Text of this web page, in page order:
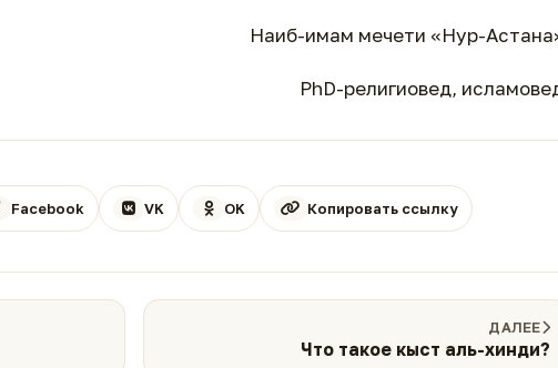
Наиб-имам мечети «Нур-
PhD-религиовед,
Facebook VK OK Копировать ссылку
ДАЛЕЕ
Что такое кыст аль-хинди?